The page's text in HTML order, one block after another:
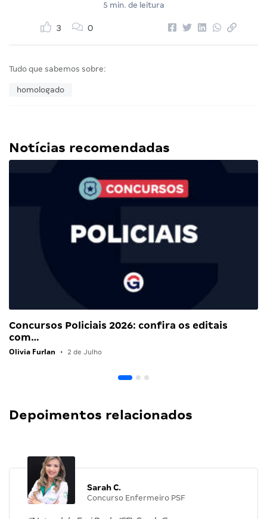
5 min. de leitura
3 0
Tudo que sabemos sobre:
homologado
Notícias recomendadas
Concursos Policiais 2026: confira os editais
com…
Olivia Furlan • 2 de Julho
Depoimentos relacionados
Sarah C.
Concurso Enfermeiro PSF